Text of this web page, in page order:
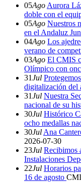
05Ago Aurora
doble con el
05Ago Nuestros
en el Andaluz
04Ago Los
verano de
03Ago El CMIS
Olímpico con
31Jul
digitalización del
31Jul Nuestra
nacional de su
30Jul Histórico
ocho medallas
30Jul Ana
2026-07-30
23Jul Recibimos
Instalaciones
22Jul Horarios
16 de agosto